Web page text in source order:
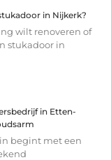
in Nijkerk?
wilt renoveren of
stukadoor in
in Etten-
begint met een